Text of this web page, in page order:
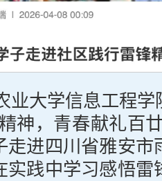
业大学信息工程
神，青春献礼百
走进四川省雅安市
实践中学习感悟雷